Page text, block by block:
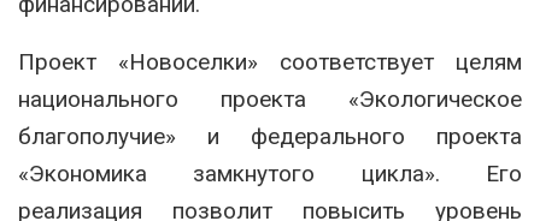
Проект «Новоселки» соответствует целям
национального проекта «Экологическое
благополучие» и федерального проекта
«Экономика замкнутого цикла». Его
реализация позволит повысить уровень